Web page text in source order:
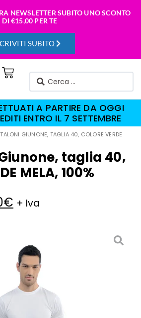
NEWSLETTER SUBITO UNO SCONTO
DI€15,00 PER TE
SUBITO
A PARTIRE DA OGGI
ENTRO IL 7 SETTEMBRE
GIUNONE, TAGLIA 40, COLORE VERDE
taglia 40,
MELA, 100%
€ + Iva